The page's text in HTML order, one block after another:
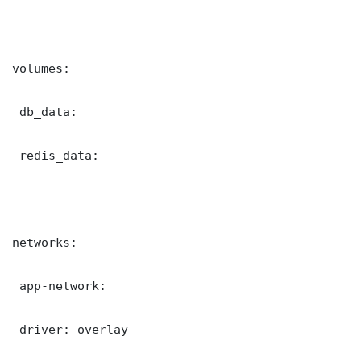
volumes:
db_data:
redis_data:
networks:
app-network:
driver: overlay